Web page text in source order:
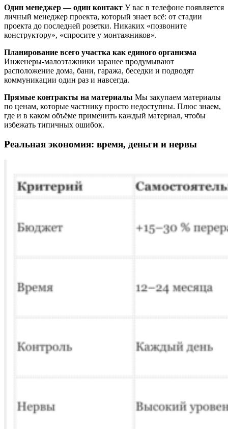
Один менеджер — один контакт У вас в телефоне появляется
личный менеджер проекта, который знает всё: от стадии
проекта до последней розетки. Никаких «позвоните
конструктору», «спросите у монтажников».
Планирование всего участка как единого организма
Инженеры-малоэтажники заранее продумывают
расположение дома, бани, гаража, беседки и подводят
коммуникации один раз и навсегда.
Прямые контракты на материалы Мы закупаем материалы
по ценам, которые частнику просто недоступны. Плюс знаем,
где и в каком объёме применить каждый материал, чтобы
избежать типичных ошибок.
Реальная экономия: время, деньги и нервы